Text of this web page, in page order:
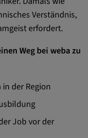
Verständnis,
erfordert.
Weg bei weba zu
der Region
Job vor der
Einstellungen